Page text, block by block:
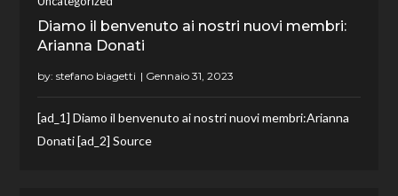
Diamo il benvenuto ai nostri nuovi membri:
Arianna Donati
by:stefano biagetti
[ad_1] Diamo il benvenuto ai nostri nuovi membri:Arianna
Donati [ad_2] Source